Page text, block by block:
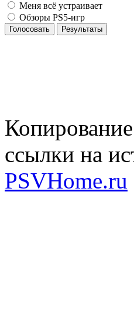
Меня всё устраивает
Обзоры PS5-игр
Голосовать Результаты
ссылки на
PSVHome.ru